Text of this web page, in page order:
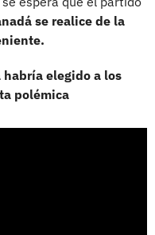
se realice de la
habría elegido a los
polémica